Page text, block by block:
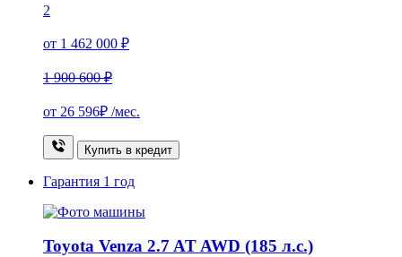
2
от 1 462 000 ₽
1 900 600 ₽
от 26 596₽ /мес.
Купить в кредит
Гарантия 1 год
Toyota Venza 2.7 AT AWD (185 л.с.)